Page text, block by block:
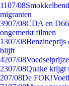
1107/08
migranten
3907/08CDA en
ongemerkt filmen
1307/08Benzineprijs
blijft
4207/08
2307/08Quake krijgt
207/08De